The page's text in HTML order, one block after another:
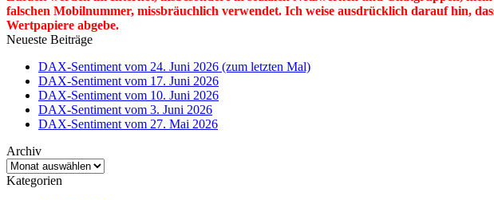
falschen Mobilnummer, missbräuchlich verwendet. Ich weise ausdrücklich darauf hin,
Wertpapiere abgebe.
Neueste Beiträge
DAX-Sentiment vom 24. Juni 2026 (zum letzten Mal)
DAX-Sentiment vom 17. Juni 2026
DAX-Sentiment vom 10. Juni 2026
DAX-Sentiment vom 3. Juni 2026
DAX-Sentiment vom 27. Mai 2026
Archiv
Archiv
Kategorien